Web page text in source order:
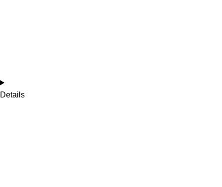
Details